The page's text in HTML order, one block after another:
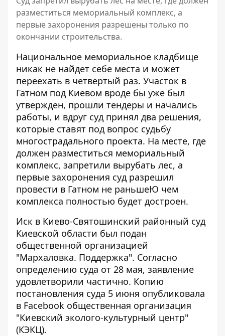
разместиться мемориальный комплекс, а
первые захоронения разрешены только по
окончании строительства.
Национальное мемориальное кладбище
никак не найдет себе места и может
переехать в четвертый раз. Участок в
Гатном под Киевом вроде бы уже был
утвержден, прошли тендеры и начались
работы, и вдруг суд принял два решения,
которые ставят под вопрос судьбу
многострадального проекта. На месте, где
должен разместиться мемориальный
комплекс, запретили вырубать лес, а
первые захоронения суд разрешил
провести в Гатном не раньшеЮ чем
комплекса полностью будет достроен.
Иск в Киево-Святошинский районный суд
Киевской области был подан
общественной организацией
"Мархаловка. Поддержка". Согласно
определению суда от 28 мая, заявление
удовлетворили частично. Копию
постановления суда 5 июня опубликовала
в Facebook общественная организация
"Киевский эколого-культурный центр"
(КЭКЦ).